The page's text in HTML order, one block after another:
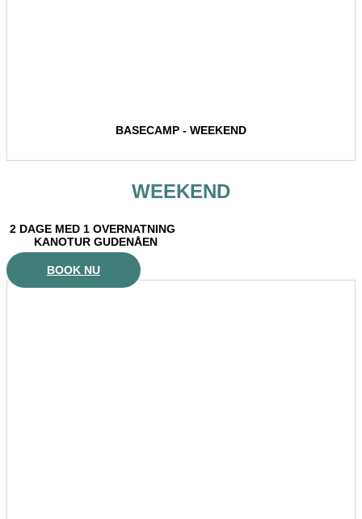
BASECAMP - WEEKEND
WEEKEND
2 DAGE MED 1 OVERNATNING
KANOTUR GUDENÅEN
BOOK NU